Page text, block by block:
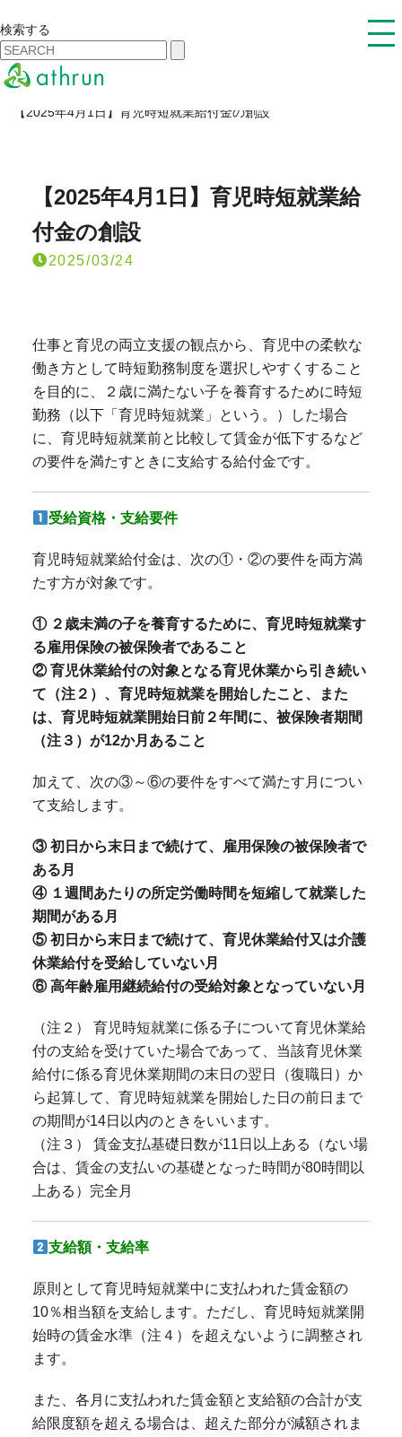
検索する
あすらん
【2025年4月1日】育児時短就業給付金の創設
【2025年4月1日】育児時短就業給
付金の創設
2025/03/24
仕事と育児の両立支援の観点から、育児中の柔軟な
働き方として時短勤務制度を選択しやすくすること
を目的に、２歳に満たない子を養育するために時短
勤務（以下「育児時短就業」という。）した場合
に、育児時短就業前と比較して賃金が低下するなど
の要件を満たすときに支給する給付金です。
受給資格・支給要件
育児時短就業給付金は、次の①・②の要件を両方満
たす方が対象です。
① ２歳未満の子を養育するために、育児時短就業す
る雇用保険の被保険者であること
② 育児休業給付の対象となる育児休業から引き続い
て（注２）、育児時短就業を開始したこと、また
は、育児時短就業開始日前２年間に、被保険者期間
（注３）が12か月あること
加えて、次の③～⑥の要件をすべて満たす月につい
て支給します。
③ 初日から末日まで続けて、雇用保険の被保険者で
ある月
④ １週間あたりの所定労働時間を短縮して就業した
期間がある月
⑤ 初日から末日まで続けて、育児休業給付又は介護
休業給付を受給していない月
⑥ 高年齢雇用継続給付の受給対象となっていない月
（注２） 育児時短就業に係る子について育児休業給
付の支給を受けていた場合であって、当該育児休業
給付に係る育児休業期間の末日の翌日（復職日）か
ら起算して、育児時短就業を開始した日の前日まで
の期間が14日以内のときをいいます。
（注３） 賃金支払基礎日数が11日以上ある（ない場
合は、賃金の支払いの基礎となった時間が80時間以
上ある）完全月
支給額・支給率
原則として育児時短就業中に支払われた賃金額の
10％相当額を支給します。ただし、育児時短就業開
始時の賃金水準（注４）を超えないように調整され
ます。
また、各月に支払われた賃金額と支給額の合計が支
給限度額を超える場合は、超えた部分が減額されま